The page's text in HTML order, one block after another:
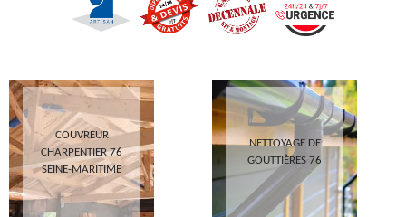
COUVREUR
CHARPENTIER 76
SEINE-MARITIME
NETTOYAGE DE
GOUTTIÈRES 76